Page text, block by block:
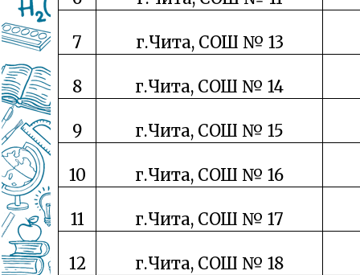
7 г.Чита, СОШ № 13
8 г.Чита, СОШ № 14
9 г.Чита, СОШ № 15
10 г.Чита, СОШ № 16
11 г.Чита, СОШ № 17
12 г.Чита, СОШ № 18